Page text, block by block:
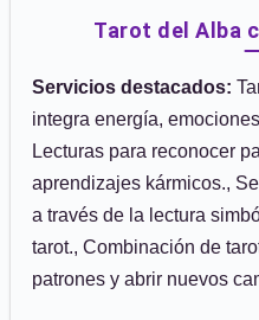
Tarot del Alba
Servicios destacados:
integra energía,
Lecturas para reconocer
aprendizajes kármicos.,
a través de la lectura
tarot., Combinación de
patrones y abrir nuevos